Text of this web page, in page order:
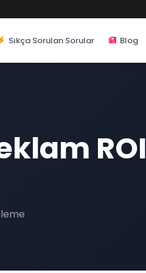
Sıkça Sorulan Sorular Blog
ROI